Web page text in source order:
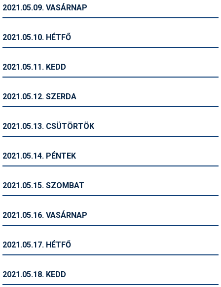
Pályázatok
Síbérletárak
Sífelszerelés
Símánia
Síszerviz
2021.05.09. VASÁRNAP
2021.05.10. HÉTFŐ
2021.05.11. KEDD
2021.05.12. SZERDA
2021.05.13. CSÜTÖRTÖK
2021.05.14. PÉNTEK
2021.05.15. SZOMBAT
2021.05.16. VASÁRNAP
2021.05.17. HÉTFŐ
2021.05.18. KEDD